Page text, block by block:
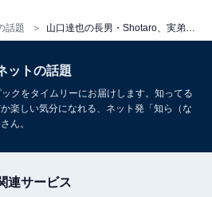
話題
ットの話題
クをタイムリーにお届けします。知ってる
楽しい気分になれる、ネット発「知ら（な
ん。
連サービス